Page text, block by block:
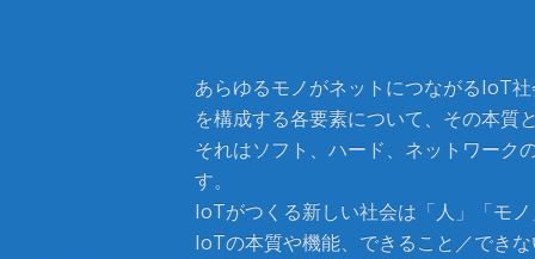
あらゆるモノがネットにつながるIoT
を構成する各要素について、その本質
それはソフト、ハード、ネットワーク
す。
IoTがつくる新しい社会は「人」「モ
IoTの本質や機能、できること／でき